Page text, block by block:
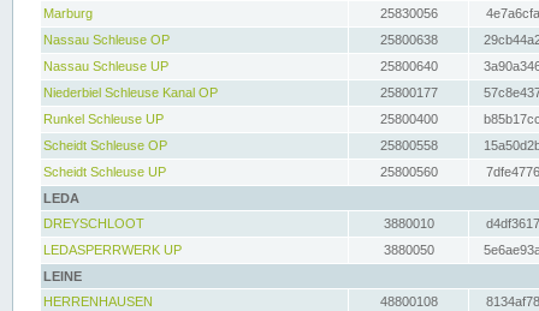
Marburg
25830056
Nassau Schleuse OP
25800638
Nassau Schleuse UP
25800640
Niederbiel Schleuse Kanal OP
25800177
Runkel Schleuse UP
25800400
Scheidt Schleuse OP
25800558
Scheidt Schleuse UP
25800560
LEDA
DREYSCHLOOT
3880010
LEDASPERRWERK UP
3880050
LEINE
HERRENHAUSEN
48800108